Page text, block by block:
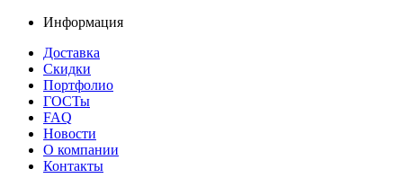
Информация
Доставка
Скидки
Портфолио
ГОСТы
FAQ
Новости
О компании
Контакты